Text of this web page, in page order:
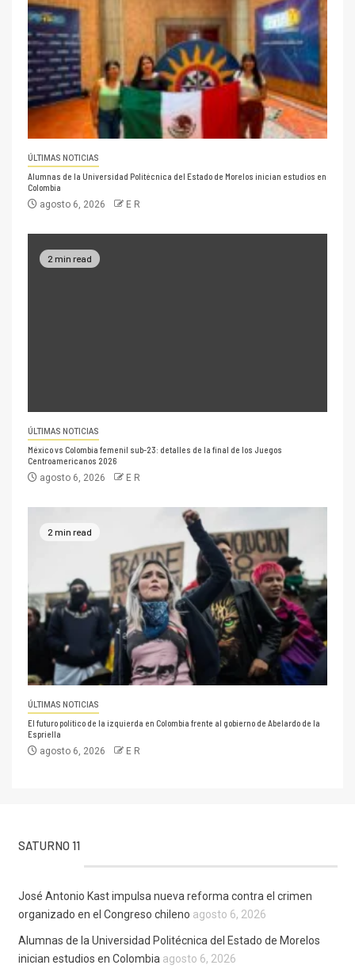
ÚLTIMAS NOTICIAS
Alumnas de la Universidad Politécnica del Estado de Morelos inician estudios en
Colombia
agosto 6, 2026 E R
2 min read
ÚLTIMAS NOTICIAS
México vs Colombia femenil sub-23: detalles de la final de los Juegos
Centroamericanos 2026
agosto 6, 2026 E R
2 min read
ÚLTIMAS NOTICIAS
El futuro político de la izquierda en Colombia frente al gobierno de Abelardo de la
Espriella
agosto 6, 2026 E R
SATURNO 11
José Antonio Kast impulsa nueva reforma contra el crimen
organizado en el Congreso chileno agosto 6, 2026
Alumnas de la Universidad Politécnica del Estado de Morelos
inician estudios en Colombia agosto 6, 2026